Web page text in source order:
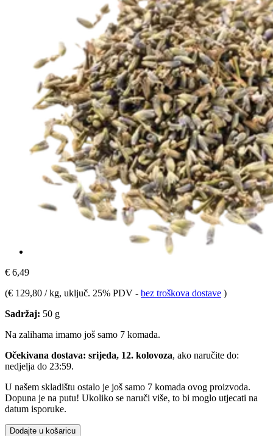
€ 6,49
(€ 129,80 / kg, uključ. 25% PDV - bez troškova dostave )
Sadržaj: 50 g
Na zalihama imamo još samo 7 komada.
Očekivana dostava: srijeda, 12. kolovoza, ako naručite do:
nedjelja do 23:59.
U našem skladištu ostalo je još samo 7 komada ovog proizvoda.
Dopuna je na putu! Ukoliko se naruči više, to bi moglo utjecati na
datum isporuke.
Dodajte u košaricu